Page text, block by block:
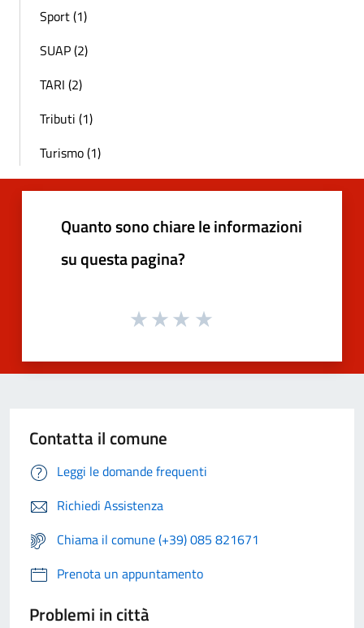
Sport (1)
SUAP (2)
TARI (2)
Tributi (1)
Turismo (1)
Quanto sono chiare le informazioni
su questa pagina?
Contatta il comune
Leggi le domande frequenti
Richiedi Assistenza
Chiama il comune (+39) 085 821671
Prenota un appuntamento
Problemi in città